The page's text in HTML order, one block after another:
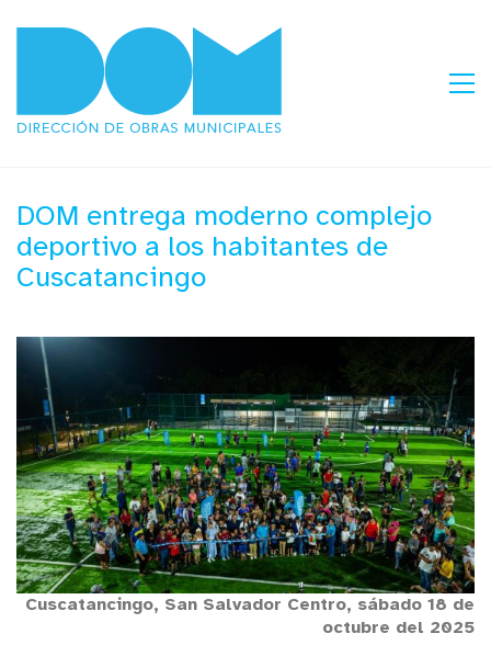
DOM entrega moderno complejo
deportivo a los habitantes de
Cuscatancingo
Cuscatancingo, San Salvador Centro, sábado 18 de
octubre del 2025